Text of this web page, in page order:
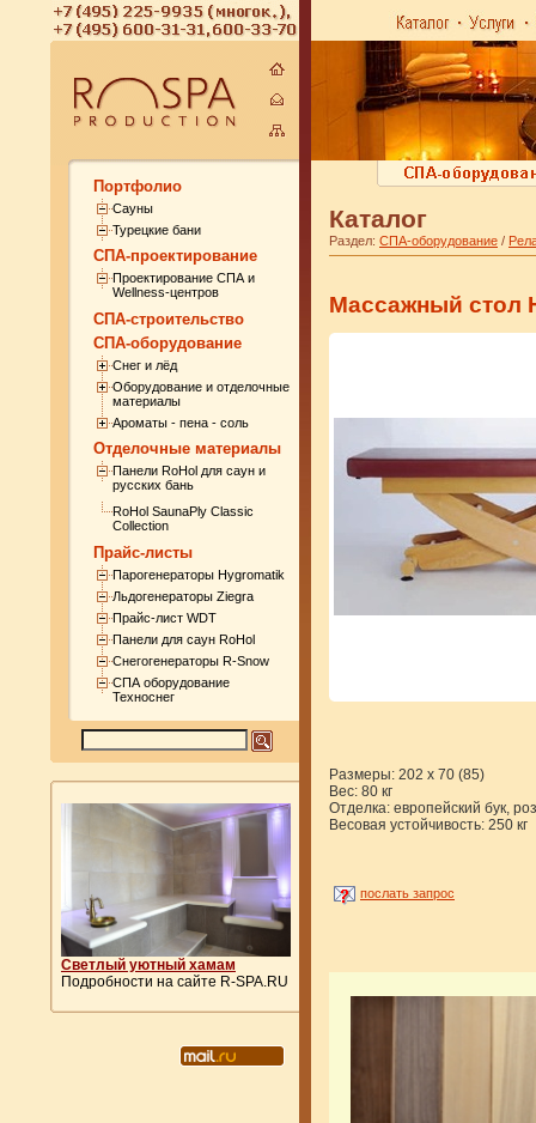
Портфолио
Сауны
Турецкие бани
СПА-проектирование
Проектирование СПА и
Wellness-центров
СПА-строительство
СПА-оборудование
Снег и лёд
Оборудование и отделочные
материалы
Ароматы - пена - соль
Отделочные материалы
Панели RoHol для саун и
русских бань
RoHol SaunaPly Classic
Collection
Прайс-листы
Парогенераторы Hygromatik
Льдогенераторы Ziegra
Прайс-лист WDT
Панели для саун RoHol
Снегогенераторы R-Snow
СПА оборудование
Техноснег
Светлый уютный хамам
Подробности на сайте R-SPA.RU
Каталог
Раздел: СПА-оборудование /
Массажный стол
Размеры: 202 х 70 (85)
Вес: 80 кг
Отделка: европейский бук,
Весовая устойчивость: 250 кг
послать запрос